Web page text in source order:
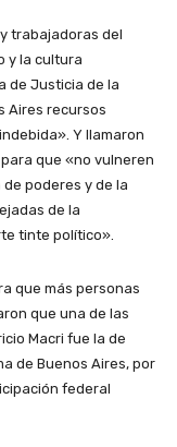
trabajadoras del
y la cultura
de Justicia de la
Aires recursos
Y llamaron
que «no vulneren
poderes y de la
de la
tinte político».
que más personas
que una de las
Macri fue la de
de Buenos Aires, por
federal